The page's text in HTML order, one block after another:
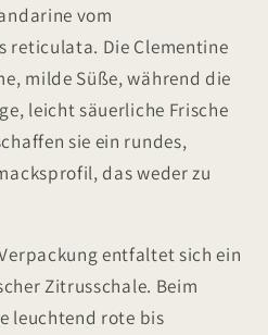
vom
reticulata. Die Clementine
milde Süße, während die
leicht säuerliche Frische
sie ein rundes,
das weder zu
entfaltet sich ein
Zitrusschale. Beim
leuchtend rote bis